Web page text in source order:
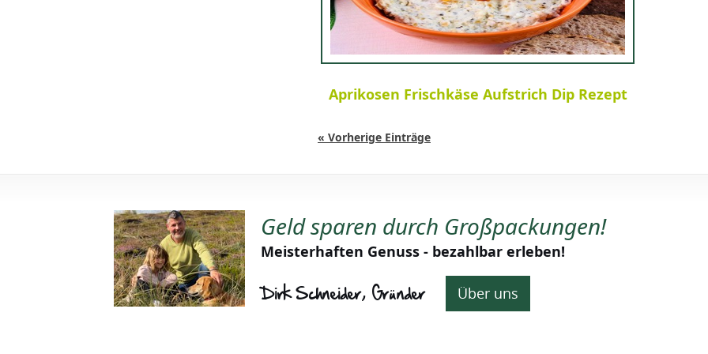
Aprikosen Frischkäse Aufstrich Dip Rezept
« Vorherige Einträge
Geld sparen durch Großpackungen!
Meisterhaften Genuss - bezahlbar erleben!
Dirk Schneider, Gründer Über uns